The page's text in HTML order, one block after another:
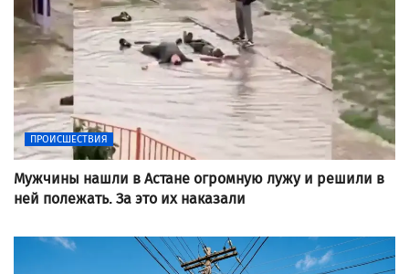
ПРОИСШЕСТВИЯ
Мужчины нашли в Астане огромную лужу и решили в
ней полежать. За это их наказали